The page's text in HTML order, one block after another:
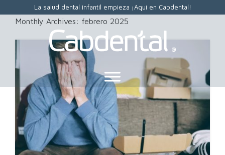
La salud dental infantil empieza ¡Aquí en Cabdental!
Monthly Archives: febrero 2025